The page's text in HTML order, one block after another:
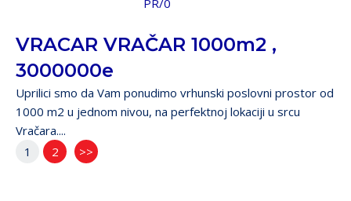
VRACAR VRAČAR 1000m2 ,
3000000e
Uprilici smo da Vam ponudimo vrhunski poslovni prostor od
1000 m2 u jednom nivou, na perfektnoj lokaciji u srcu
Vračara....
1
2 >>